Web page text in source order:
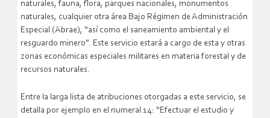
procesos ecológicos en los bosques, suelos, aguas, riquezas
naturales, fauna, flora, parques nacionales, monumentos
naturales, cualquier otra área Bajo Régimen de Administración
Especial (Abrae), “así como el saneamiento ambiental y el
resguardo minero”. Este servicio estará a cargo de esta y otras
zonas económicas especiales militares en materia forestal y de
Entre la larga lista de atribuciones otorgadas a este servicio, se